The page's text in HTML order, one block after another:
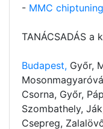
- MMC chiptuning
TANÁCSADÁS a
Budapest, Győr,
Csorna, Győr,
Szombathely,
Csepreg,